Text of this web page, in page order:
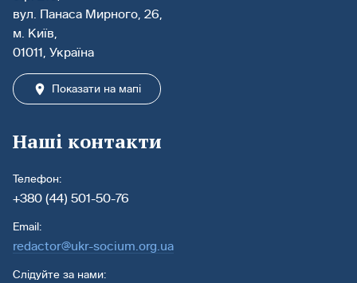
вул. Панаса Мирного, 26,
м. Київ,
01011, Україна
Показати на мапі
Наші контакти
Телефон:
+380 (44) 501-50-76
Email:
redactor@ukr-socium.org.ua
Слідуйте за нами: